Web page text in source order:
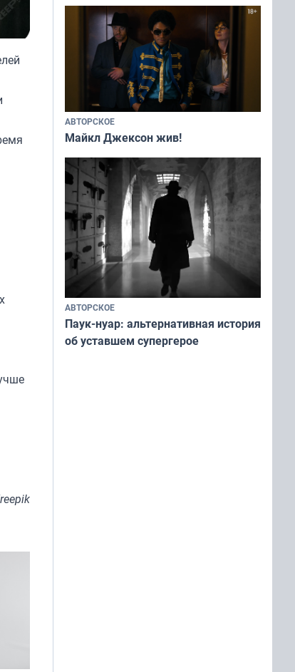
АВТОРСКОЕ
Майкл Джексон жив!
АВТОРСКОЕ
Паук-нуар: альтернативная история
об уставшем супергерое